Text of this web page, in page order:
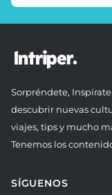
Sorpréndete,
descubrir nuevas
viajes, tips y mucho
Tenemos los
SÍGUENOS